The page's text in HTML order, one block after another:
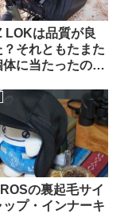
LOKは品質が良
？それともたまた
体に当たったの
の裏起毛サイ
ップ・インナーキ